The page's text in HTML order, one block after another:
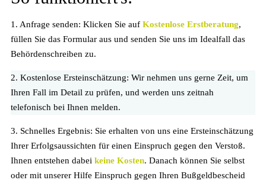
1. Anfrage senden: Klicken Sie auf Kostenlose Erstberatung,
füllen Sie das Formular aus und senden Sie uns im Idealfall das
Behördenschreiben zu.
2. Kostenlose Ersteinschätzung: Wir nehmen uns gerne Zeit, um
Ihren Fall im Detail zu prüfen, und werden uns zeitnah
telefonisch bei Ihnen melden.
3. Schnelles Ergebnis: Sie erhalten von uns eine Ersteinschätzung
Ihrer Erfolgsaussichten für einen Einspruch gegen den Verstoß.
Ihnen entstehen dabei keine Kosten. Danach können Sie selbst
oder mit unserer Hilfe Einspruch gegen Ihren Bußgeldbescheid